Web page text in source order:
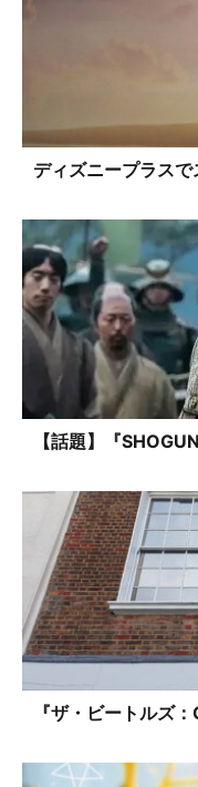
ディズニープラス
【話題】『
『ザ・ビートルズ